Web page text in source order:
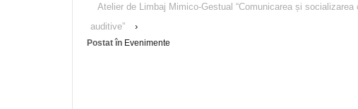
Atelier de Limbaj Mimico-Gestual “Comunicarea și
auditive”
›
Postat în Evenimente